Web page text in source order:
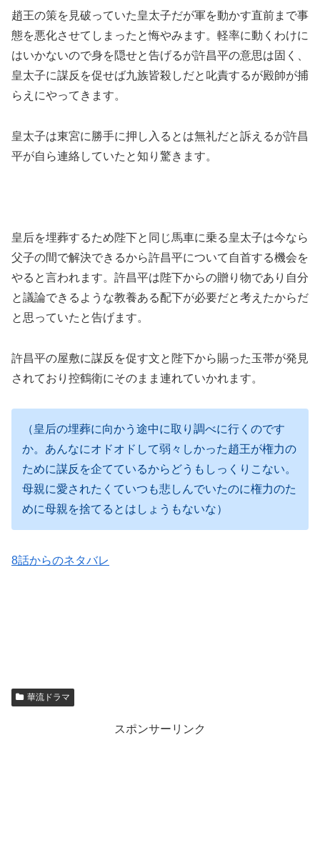
趙王の策を見破っていた皇太子だが軍を動かす直前まで事
態を悪化させてしまったと悔やみます。軽率に動くわけに
はいかないので身を隠せと告げるが許昌平の意思は固く、
皇太子に謀反を促せば九族皆殺しだと叱責するが殿帥が捕
らえにやってきます。
皇太子は東宮に勝手に押し入るとは無礼だと訴えるが許昌
平が自ら連絡していたと知り驚きます。
皇后を埋葬するため陛下と同じ馬車に乗る皇太子は今なら
父子の間で解決できるから許昌平について自首する機会を
やると言われます。許昌平は陛下からの贈り物であり自分
と議論できるような教養ある配下が必要だと考えたからだ
と思っていたと告げます。
許昌平の屋敷に謀反を促す文と陛下から賜った玉帯が発見
されており控鶴衛にそのまま連れていかれます。
（皇后の埋葬に向かう途中に取り調べに行くのです
か。あんなにオドオドして弱々しかった趙王が権力の
ために謀反を企てているからどうもしっくりこない。
母親に愛されたくていつも悲しんでいたのに権力のた
めに母親を捨てるとはしょうもないな）
8話からのネタバレ
華流ドラマ
スポンサーリンク